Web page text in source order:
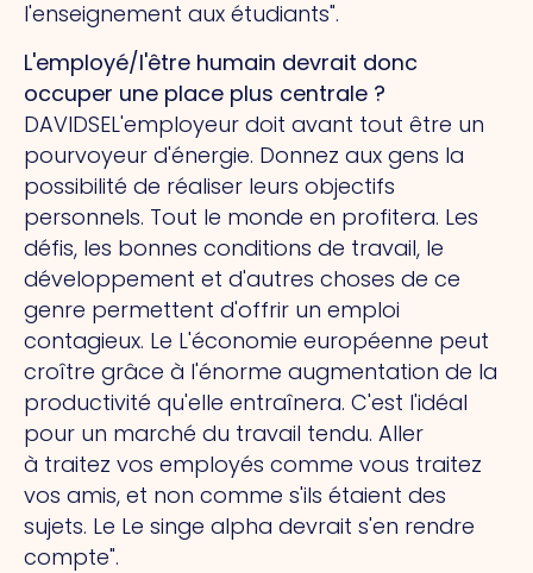
l'enseignement aux étudiants".
L'employé/l'être humain devrait donc
occuper une place plus centrale ?
DAVIDSEL'employeur doit avant tout être un
pourvoyeur d'énergie. Donnez aux gens la
possibilité de réaliser leurs objectifs
personnels. Tout le monde en profitera. Les
défis, les bonnes conditions de travail, le
développement et d'autres choses de ce
genre permettent d'offrir un emploi
contagieux. Le L'économie européenne peut
croître grâce à l'énorme augmentation de la
productivité qu'elle entraînera. C'est l'idéal
pour un marché du travail tendu. Aller
à traitez vos employés comme vous traitez
vos amis, et non comme s'ils étaient des
sujets. Le Le singe alpha devrait s'en rendre
compte".